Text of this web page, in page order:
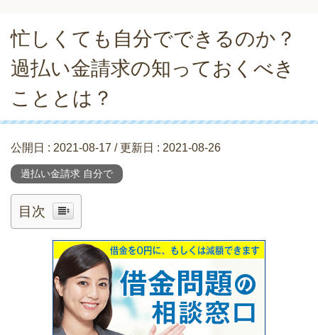
忙しくても自分でできるのか？
過払い金請求の知っておくべき
こととは？
公開日 : 2021-08-17 / 更新日 : 2021-08-26
過払い金請求 自分で
目次